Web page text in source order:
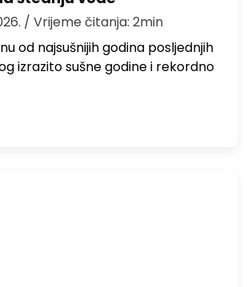
/ Vrijeme čitanja: 2min
od najsušnijih godina posljednjih
izrazito sušne godine i rekordno